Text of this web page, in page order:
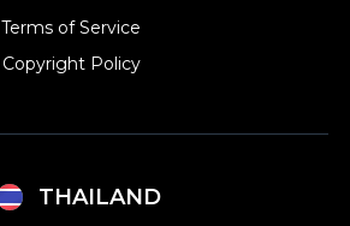
Terms of Service
Copyright Policy‎
THAILAND